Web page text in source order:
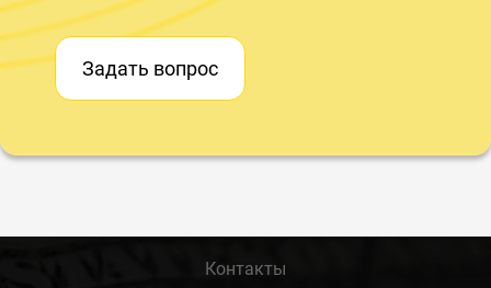
Задать вопрос
Контакты